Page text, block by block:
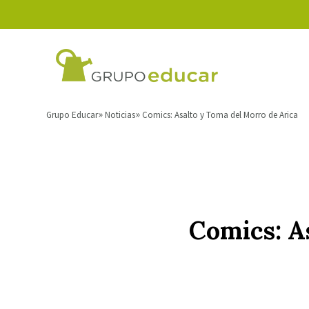
Grupo Educar Noticias Comics: Asalto y Toma del Morro de Arica
Comics: